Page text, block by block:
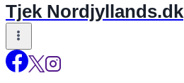
Tjek Nordjyllands.dk